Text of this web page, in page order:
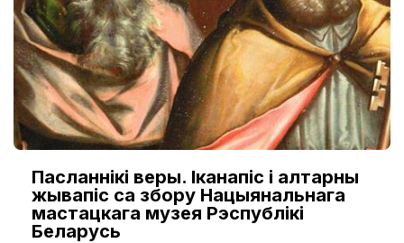
Пасланнікі веры. Іканапіс і алтарны
жывапіс са збору Нацыянальнага
мастацкага музея Рэспублікі
Беларусь